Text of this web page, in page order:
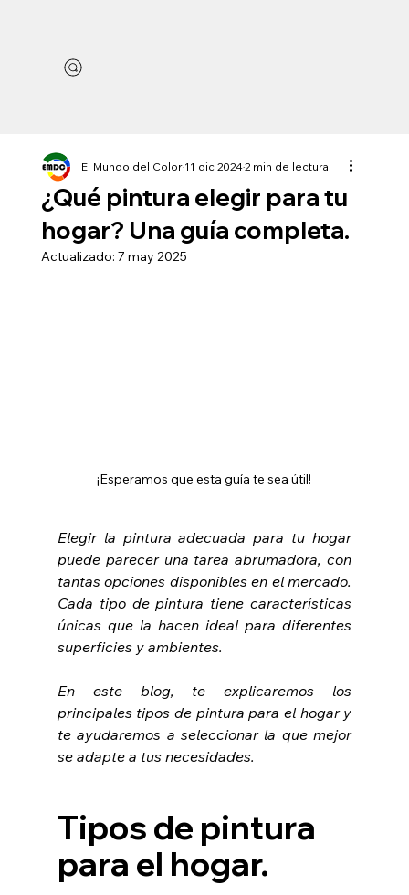
¿Qué pintura elegir para tu
hogar? Una guía completa.
El Mundo del Color11 dic 20242 min de lectura
Actualizado: 7 may 2025
¡Esperamos que esta guía te sea útil!
Elegir la pintura adecuada para tu hogar
puede parecer una tarea abrumadora, con
tantas opciones disponibles en el mercado.
Cada tipo de pintura tiene características
únicas que la hacen ideal para diferentes
superficies y ambientes.
En este blog, te explicaremos los
principales tipos de pintura para el hogar y
te ayudaremos a seleccionar la que mejor
se adapte a tus necesidades.
Tipos de pintura
para el hogar.